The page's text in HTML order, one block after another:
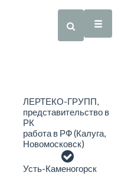
ЛЕРТЕКО-ГРУПП,
представительство в
РК
работа в РФ (Калуга,
Новомосковск)
Усть-Каменогорск